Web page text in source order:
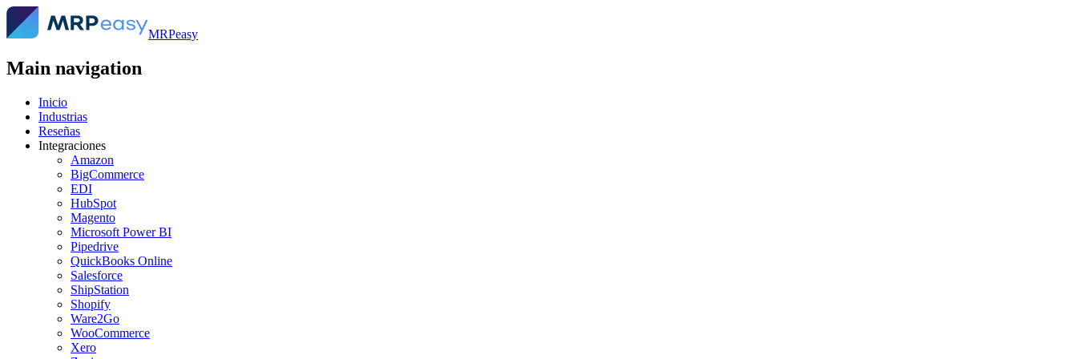
MRPeasy
Main navigation
Inicio
Industrias
Reseñas
Integraciones
Amazon
BigCommerce
EDI
HubSpot
Magento
Microsoft Power BI
Pipedrive
QuickBooks Online
Salesforce
ShipStation
Shopify
Ware2Go
WooCommerce
Xero